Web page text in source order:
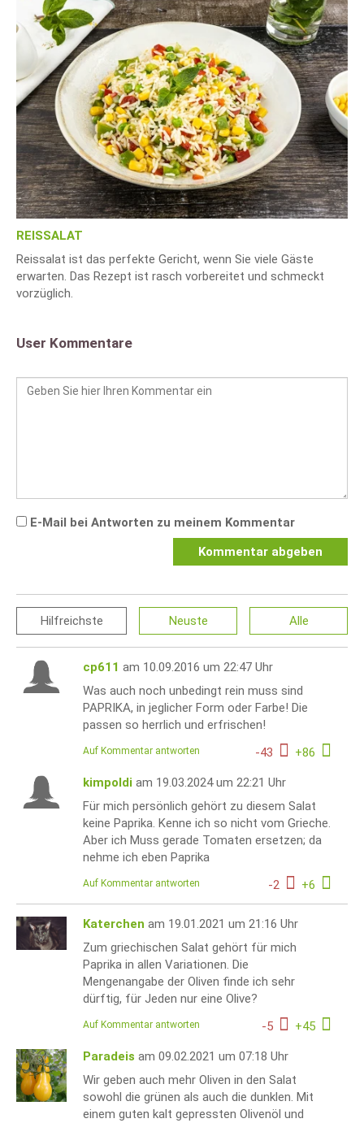
REISSALAT
Reissalat ist das perfekte Gericht, wenn Sie viele Gäste
erwarten. Das Rezept ist rasch vorbereitet und schmeckt
vorzüglich.
User Kommentare
E-Mail bei Antworten zu meinem Kommentar
Kommentar abgeben
Hilfreichste Neuste Alle
cp611 am 10.09.2016 um 22:47 Uhr
Was auch noch unbedingt rein muss sind
PAPRIKA, in jeglicher Form oder Farbe! Die
passen so herrlich und erfrischen!
-43 +86
Auf Kommentar antworten
kimpoldi am 19.03.2024 um 22:21 Uhr
Für mich persönlich gehört zu diesem Salat
keine Paprika. Kenne ich so nicht vom Grieche.
Aber ich Muss gerade Tomaten ersetzen; da
nehme ich eben Paprika
-2 +6
Auf Kommentar antworten
Katerchen am 19.01.2021 um 21:16 Uhr
Zum griechischen Salat gehört für mich
Paprika in allen Variationen. Die
Mengenangabe der Oliven finde ich sehr
dürftig, für Jeden nur eine Olive?
-5 +45
Auf Kommentar antworten
Paradeis am 09.02.2021 um 07:18 Uhr
Wir geben auch mehr Oliven in den Salat
sowohl die grünen als auch die dunklen. Mit
einem guten kalt gepressten Olivenöl und